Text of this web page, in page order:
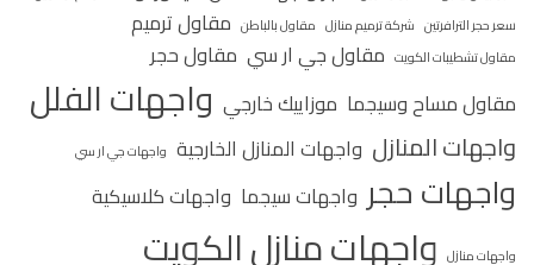
سعر حجر الترافرتين شركة ترميم منازل مقاول بالباطن مقاول ترميم
مقاول تشطيبات الكويت مقاول جي ار سي مقاول حجر
مقاول مساح وسيجما موزاييك خارجي واجهات الفلل
واجهات المنازل واجهات المنازل الخارجية واجهات جي ار سي
واجهات حجر واجهات سيجما واجهات كلاسيكية
واجهات منازل واجهات منازل الكويت